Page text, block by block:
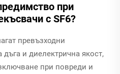
при
с SF6?
превъзходни
и диелектрична якост,
при повреди и